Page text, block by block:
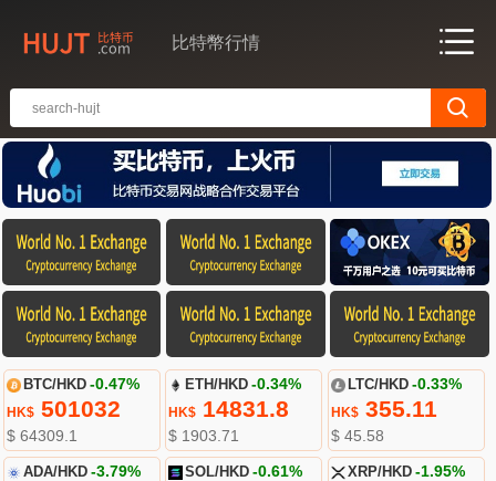
比特幣行情
BTC/HKD -0.47%
HK$501032
$ 64309.1
ETH/HKD -0.34%
HK$ 14831.8
$ 1903.71
LTC/HKD -0.33%
HK$355.11
$ 45.58
ADA/HKD -3.79% SOL/HKD -0.61% XRP/HKD -1.95%